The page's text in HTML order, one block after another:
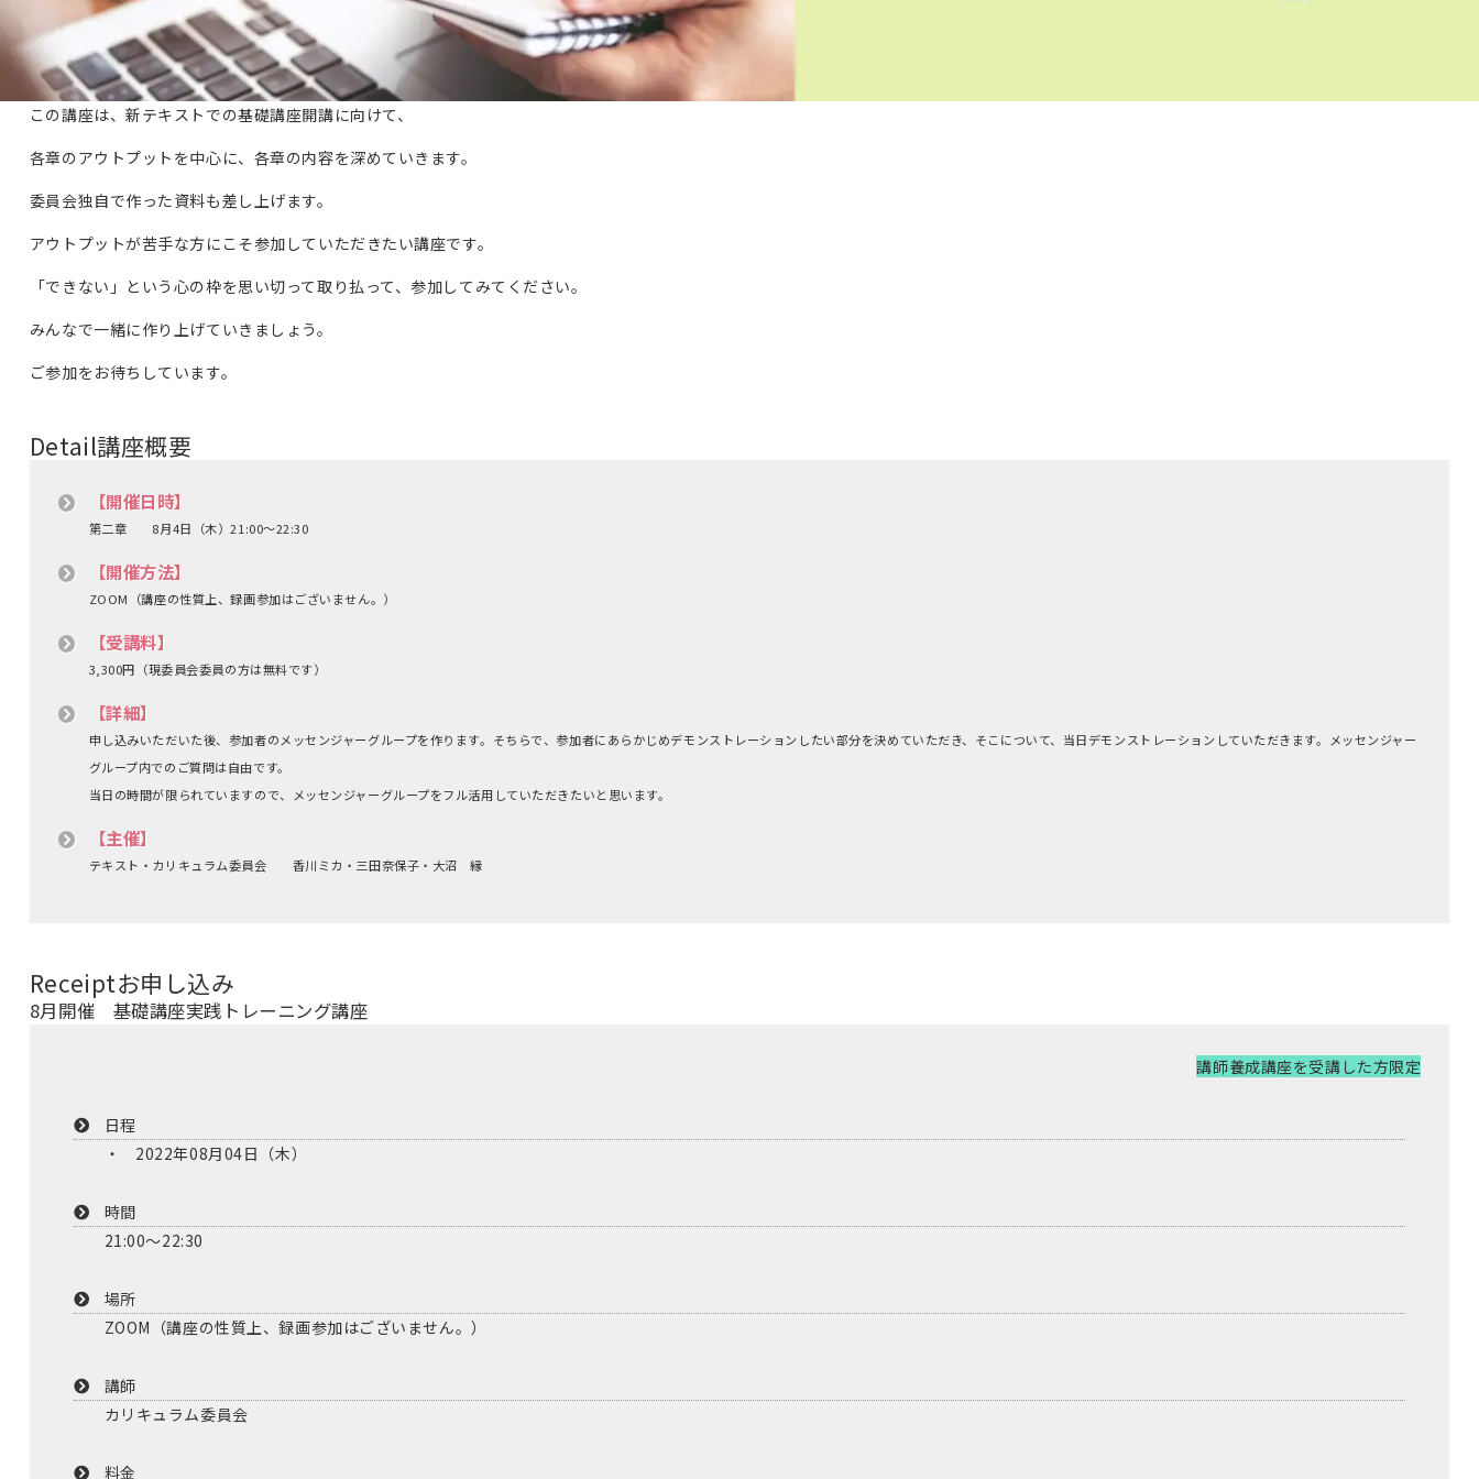
この講座は、新テキストでの基礎講座開講に向けて、
各章のアウトプットを中心に、各章の内容を深めていきます。
委員会独自で作った資料も差し上げます。
アウトプットが苦手な方にこそ参加していただきたい講座です。
「できない」という心の枠を思い切って取り払って、参加してみてください。
みんなで一緒に作り上げていきましょう。
ご参加をお待ちしています。
Detail講座概要
【開催日時】
第二章 8月4日（木）21:00～22:30
【開催方法】
ZOOM（講座の性質上、録画参加はございません。）
【受講料】
3,300円（現委員会委員の方は無料です）
【詳細】
申し込みいただいた後、参加者のメッセンジャーグループを作ります。そちらで、参加者にあらかじめデモンストレーションしたい部分を決めていただき、そこについて、当日デモンストレーションしていただきます。メッセンジャー
グループ内でのご質問は自由です。
当日の時間が限られていますので、メッセンジャーグループをフル活用していただきたいと思います。
【主催】
テキスト・カリキュラム委員会 香川ミカ・三田奈保子・大沼 縁
Receiptお申し込み
8月開催 基礎講座実践トレーニング講座
講師養成講座を受講した方限定
日程
2022年08月04日（木）
時間
21:00～22:30
場所
ZOOM（講座の性質上、録画参加はございません。）
講師
カリキュラム委員会
料金